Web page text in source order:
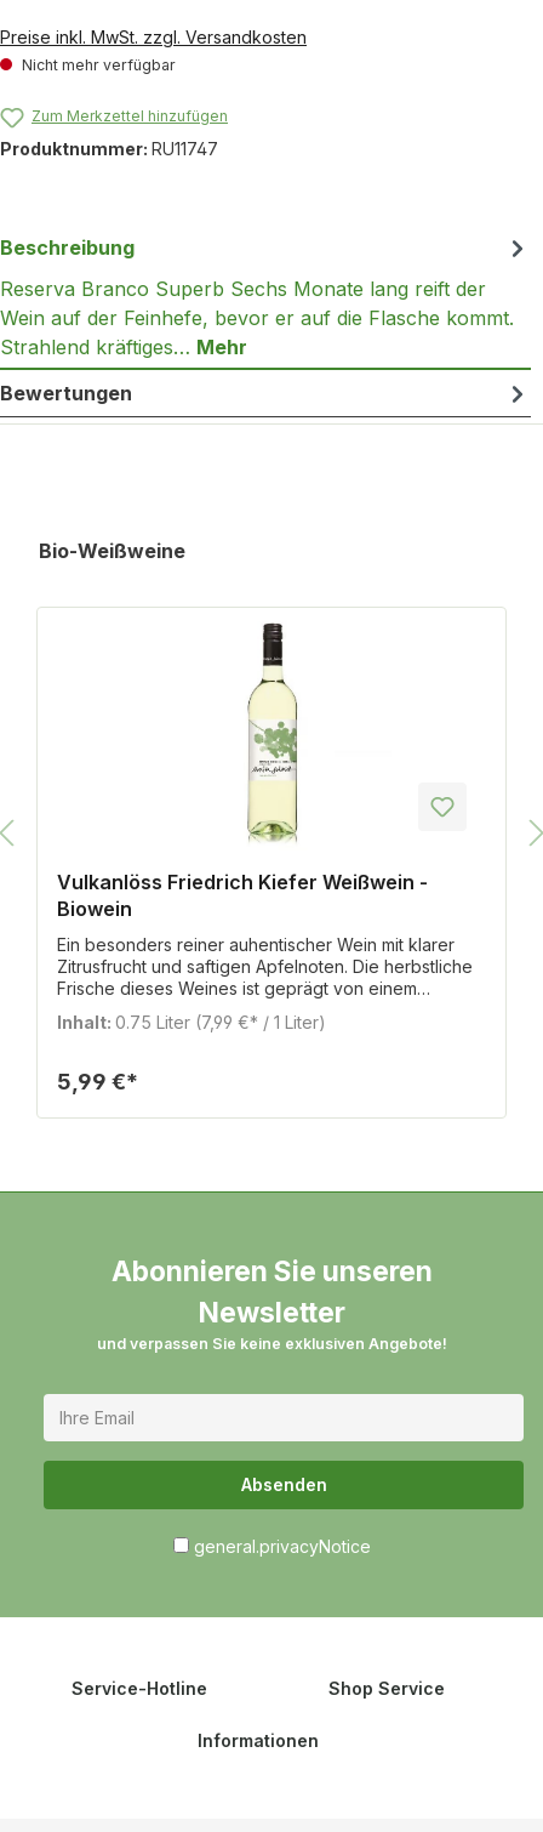
Preise inkl. MwSt. zzgl. Versandkosten
Nicht mehr verfügbar
Zum Merkzettel hinzufügen
Produktnummer: RU11747
Beschreibung
Reserva Branco Superb Sechs Monate lang reift der
Wein auf der Feinhefe, bevor er auf die Flasche kommt.
Strahlend kräftiges… Mehr
Bewertungen
Produktgalerie überspringen
Bio-Weißweine
Vulkanlöss Friedrich Kiefer Weißwein -
Biowein
Ein besonders reiner auhentischer Wein mit klarer
Zitrusfrucht und saftigen Apfelnoten. Die herbstliche
Frische dieses Weines ist geprägt von einem
spannenden Süße-Säure-Spiel. Einfach anregend!
Inhalt: 0.75 Liter (7,99 €* / 1 Liter)
5,99 €*
Abonnieren Sie unseren
Newsletter
und verpassen Sie keine exklusiven Angebote!
Absenden
general.privacyNotice
Service-Hotline Shop Service
Informationen